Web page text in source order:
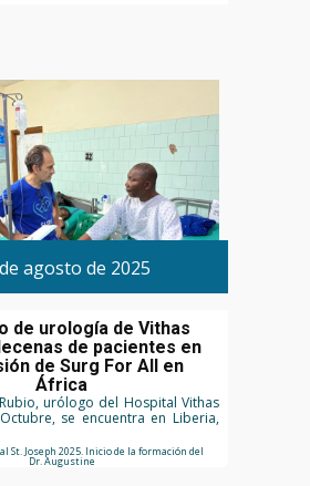
agosto de 2025
de urología de Vithas
de pacientes en
de Surg For All en
África
urólogo del Hospital Vithas
se encuentra en Liberia,
St. Joseph 2025. Inicio de la formación del
Dr. Augustine